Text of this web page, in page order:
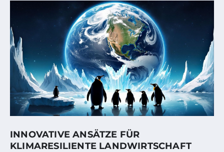
INNOVATIVE ANSÄTZE FÜR
KLIMARESILIENTE LANDWIRTSCHAFT